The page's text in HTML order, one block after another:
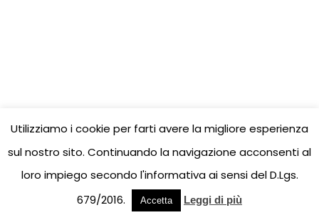
Utilizziamo i cookie per farti avere la migliore esperienza
sul nostro sito. Continuando la navigazione acconsenti al
loro impiego secondo l'informativa ai sensi del D.Lgs.
679/2016.
Accetta Leggi di più